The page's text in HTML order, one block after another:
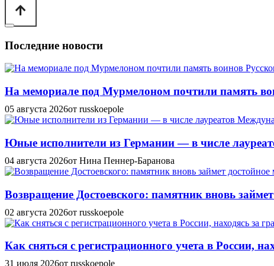
Последние новости
На мемориале под Мурмелоном почтили память
05 августа 2026от russkoepole
Юные исполнители из Германии — в числе
04 августа 2026от Нина Пеннер-Баранова
Возвращение Достоевского: памятник вновь
02 августа 2026от russkoepole
Как сняться с регистрационного учета в России,
31 июля 2026от russkoepole